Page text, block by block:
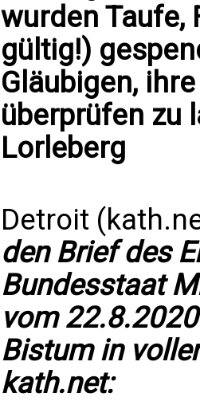
wurden Taufe,
gültig!)
Gläubigen,
überprüfen zu
Lorleberg
Detroit
den Brief des
Bundesstaat
vom
Bistum in
kath.net: